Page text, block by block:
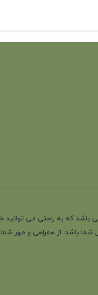
شهر رشت می باشد که به راحتی می
باشد. از همراهی و مهر شما